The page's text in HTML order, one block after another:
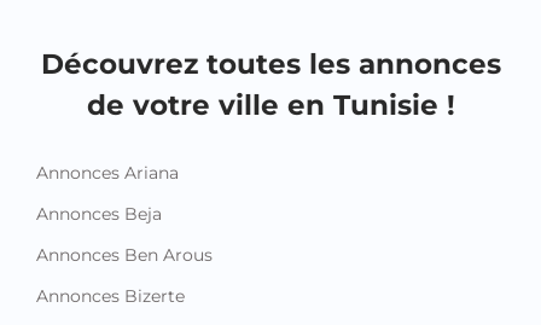
Découvrez toutes les annonces
de votre ville en Tunisie !
Annonces Ariana
Annonces Beja
Annonces Ben Arous
Annonces Bizerte